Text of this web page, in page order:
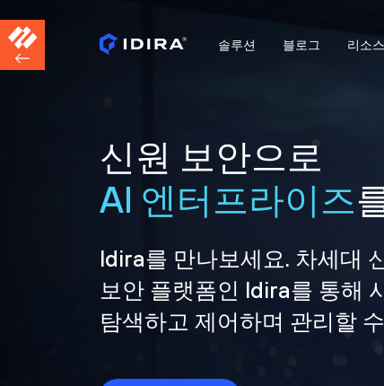
솔루션 블로그 리소스
신원 보안으로
AI 엔터프라이즈
Idira를 만나보세요. 차세대
보안 플랫폼인 Idira를 통해
탐색하고 제어하며 관리할